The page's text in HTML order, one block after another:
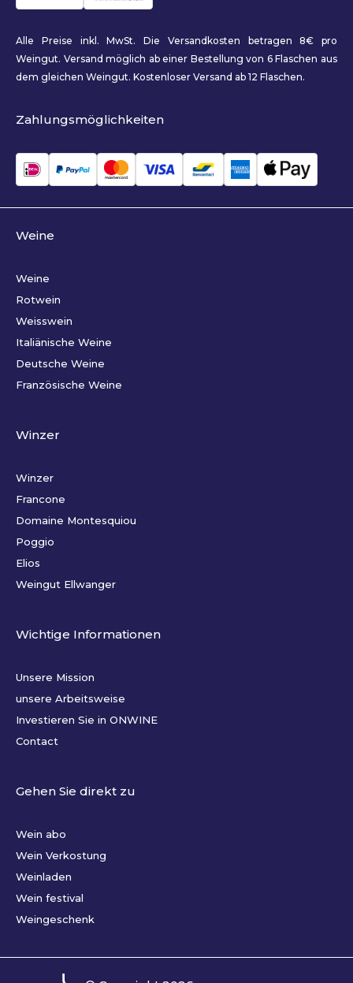
Alle Preise inkl. MwSt. Die Versandkosten betragen 8€ pro
Weingut. Versand möglich ab einer Bestellung von 6 Flaschen aus
dem gleichen Weingut. Kostenloser Versand ab 12 Flaschen.
Zahlungsmöglichkeiten
Weine
Weine
Rotwein
Weisswein
Italiänische Weine
Deutsche Weine
Französische Weine
Winzer
Winzer
Francone
Domaine Montesquiou
Poggio
Elios
Weingut Ellwanger
Wichtige Informationen
Unsere Mission
unsere Arbeitsweise
Investieren Sie in ONWINE
Contact
Gehen Sie direkt zu
Wein abo
Wein Verkostung
Weinladen
Wein festival
Weingeschenk